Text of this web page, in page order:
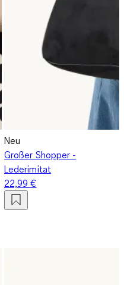
Neu
Großer Shopper -
Lederimitat
22,99 €